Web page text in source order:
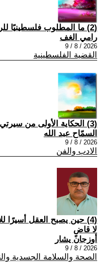
(2) ما المطلوب فلسطينيًا للرد على نتنياهو؟
رامي الغف
2026 / 8 / 9
القضية الفلسطينية
(3) الحكاية الأولى من سيرتي الذاتية، 25
السمّاح عبد الله
2026 / 8 / 9
الادب والفن
(4) حين يصبح العقل أسيرًا
لا قاضٍ
أوزجان يشار
2026 / 8 / 9
الصحة والسلامة الجسدية